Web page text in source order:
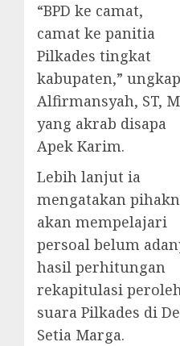
“BPD ke camat,
camat ke panitia
Pilkades tingkat
kabupaten,”
Alfirmansyah, ST,
yang akrab disapa
Apek Karim.
Lebih lanjut ia
mengatakan
akan mempelajari
persoal belum
hasil perhitungan
rekapitulasi
suara Pilkades di
Setia Marga.